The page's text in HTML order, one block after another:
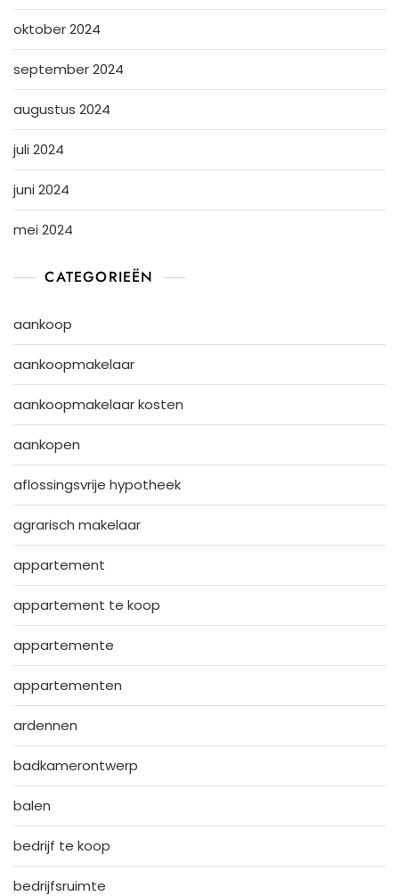
oktober 2024
september 2024
augustus 2024
juli 2024
juni 2024
mei 2024
CATEGORIEËN
aankoop
aankoopmakelaar
aankoopmakelaar kosten
aankopen
aflossingsvrije hypotheek
agrarisch makelaar
appartement
appartement te koop
appartemente
appartementen
ardennen
badkamerontwerp
balen
bedrijf te koop
bedrijfsruimte